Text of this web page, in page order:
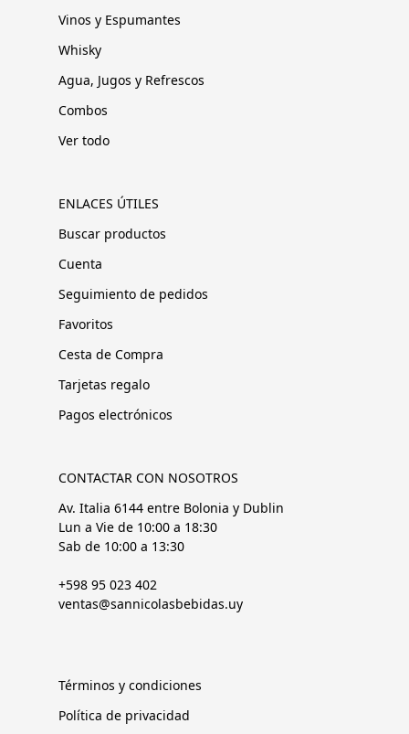
Vinos y Espumantes
Whisky
Agua, Jugos y Refrescos
Combos
Ver todo
ENLACES ÚTILES
Buscar productos
Cuenta
Seguimiento de pedidos
Favoritos
Cesta de Compra
Tarjetas regalo
Pagos electrónicos
CONTACTAR CON NOSOTROS
Av. Italia 6144 entre Bolonia y Dublin
Lun a Vie de 10:00 a 18:30
Sab de 10:00 a 13:30
+598 95 023 402
ventas@sannicolasbebidas.uy
Términos y condiciones
Política de privacidad